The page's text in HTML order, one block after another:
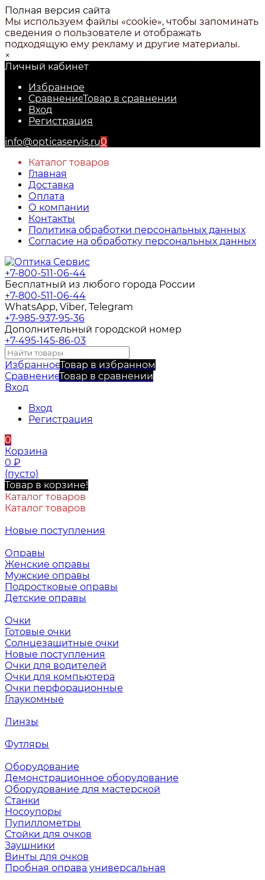
Полная версия сайта
Мы используем файлы «cookie», чтобы запоминать
сведения о пользователе и отображать
подходящую ему рекламу и другие материалы.
×
Личный кабинет
Избранное
СравнениеТовар в сравнении
Вход
Регистрация
info@opticaservis.ru0
Каталог товаров
Главная
Доставка
Оплата
О компании
Контакты
Политика обработки персональных данных
Согласие на обработку персональных данных
+7-800-511-06-44
Бесплатный из любого города России
+7-800-511-06-44
WhatsApp, Viber, Telegram
+7-985-937-95-36
Дополнительный городской номер
+7-495-145-86-03
ИзбранноеТовар в избранном
СравнениеТовар в сравнении
Вход
Вход
Регистрация
0
Корзина
0 ₽
(пусто)
Товар в корзине!
Каталог товаров
Каталог товаров
Новые поступления
Оправы
Женские оправы
Мужские оправы
Подростковые оправы
Детские оправы
Очки
Готовые очки
Солнцезащитные очки
Новые поступления
Очки для водителей
Очки для компьютера
Очки перфорационные
Глаукомные
Линзы
Футляры
Оборудование
Демонстрационное оборудование
Оборудование для мастерской
Станки
Носоупоры
Пупиллометры
Стойки для очков
Заушники
Винты для очков
Пробная оправа универсальная